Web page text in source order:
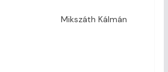
Mikszáth Kálmán